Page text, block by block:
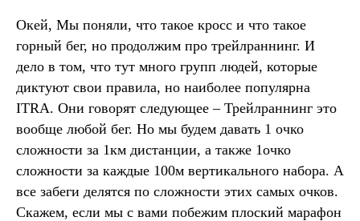
Окей, Мы поняли, что такое кросс и что такое
горный бег, но продолжим про трейлраннинг. И
дело в том, что тут много групп людей, которые
диктуют свои правила, но наиболее популярна
ITRA. Они говорят следующее – Трейлраннинг это
вообще любой бег. Но мы будем давать 1 очко
сложности за 1км дистанции, а также 1очко
сложности за каждые 100м вертикального набора. А
все забеги делятся по сложности этих самых очков.
Скажем, если мы с вами побежим плоский марафон